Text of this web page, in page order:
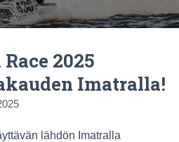
I
P
L
2025
Imatralla!
lähdön Imatralla